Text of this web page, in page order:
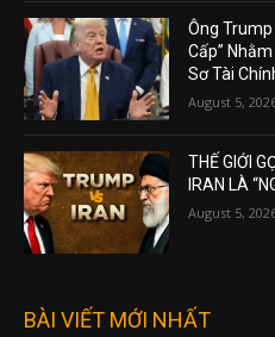
Ông
Cấp”
Sơ Tài
August 5,
THẾ GIỚI
IRAN LÀ
August 5,
BÀI VIẾT MỚI NHẤT